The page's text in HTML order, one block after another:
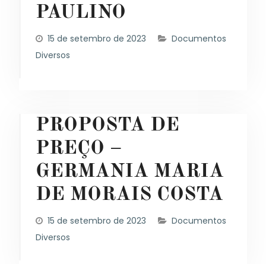
PAULINO
15 de setembro de 2023
Documentos
Diversos
PROPOSTA DE
PREÇO –
GERMANIA MARIA
DE MORAIS COSTA
15 de setembro de 2023
Documentos
Diversos